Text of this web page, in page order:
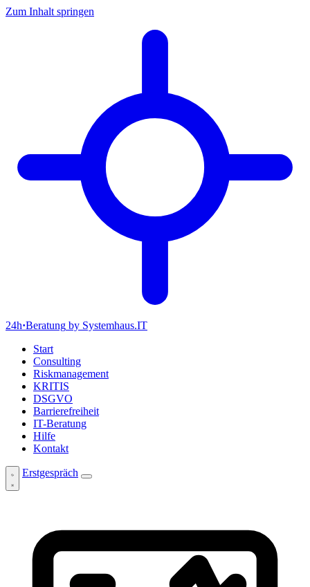
Zum Inhalt springen
24h·Beratung by Systemhaus.IT
Start
Consulting
Riskmanagement
KRITIS
DSGVO
Barrierefreiheit
IT-Beratung
Hilfe
Kontakt
Erstgespräch